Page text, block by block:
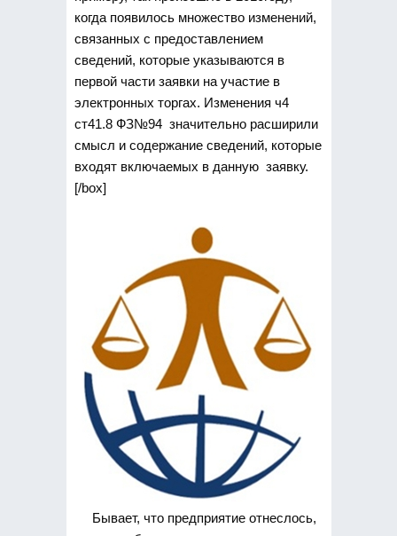
когда появилось множество изменений,
связанных с предоставлением
сведений, которые указываются в
первой части заявки на участие в
электронных торгах. Изменения ч4
ст41.8 ФЗ№94 значительно расширили
смысл и содержание сведений, которые
входят включаемых в данную заявку.
[/box]
Бывает, что предприятие отнеслось,